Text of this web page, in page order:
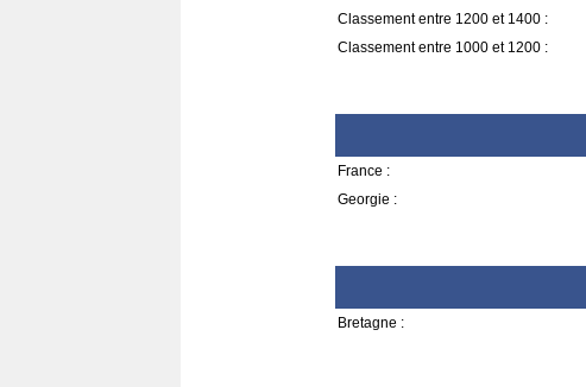
Classement entre 1200 et 1400 :
Classement entre 1000 et 1200 :
France :
Georgie :
Bretagne :